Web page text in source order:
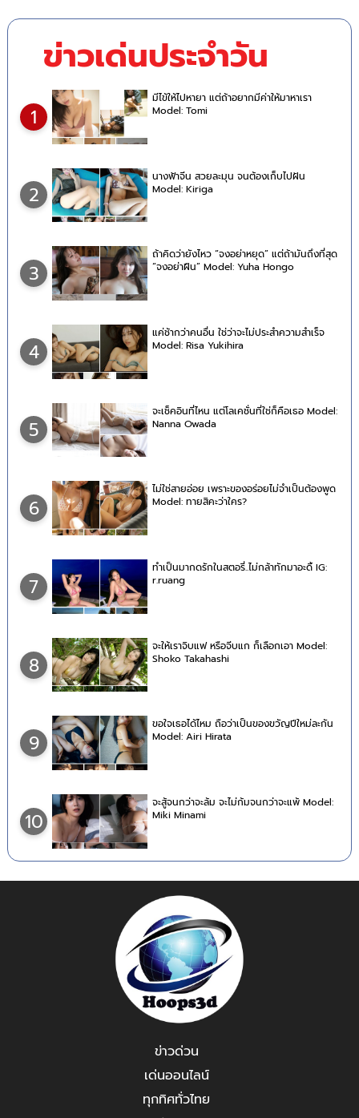
ข่าวเด่นประจำวัน
1
มีไข้ให้ไปหายา แต่ถ้าอยากมีค่าให้มาหาเรา
Model: Tomi
2
นางฟ้าจีน สวยละมุน จนต้องเก็บไปฝัน
Model: Kiriga
3
ถ้าคิดว่ายังไหว “จงอย่าหยุด” แต่ถ้ามันถึงที่สุด
“จงอย่าฝืน” Model: Yuha Hongo
4
แค่ช้ากว่าคนอื่น ใช่ว่าจะไม่ประสำความสำเร็จ
Model: Risa Yukihira
5
จะเช็คอินที่ไหน แต่โลเคชั่นที่ใช่ก็คือเธอ Model:
Nanna Owada
6
ไม่ใช่สายอ่อย เพราะของอร่อยไม่จำเป็นต้องพูด
Model: ทายสิคะว่าใคร?
7
ทำเป็นมากดรักในสตอรี่..ไม่กล้าทักมาอะดิ้ IG:
r.ruang
8
จะให้เราจิบแฟ หรือจีบแก ก็เลือกเอา Model:
Shoko Takahashi
9
ขอใจเธอได้ไหม ถือว่าเป็นของขวัญปีใหม่ละกัน
Model: Airi Hirata
10
จะสู้จนกว่าจะล้ม จะไม่ก้มจนกว่าจะแพ้ Model:
Miki Minami
ข่าวด่วน
เด่นออนไลน์
ทุกทิศทั่วไทย